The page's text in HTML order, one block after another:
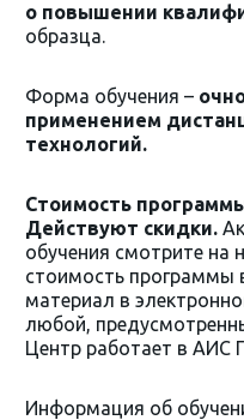
о повышении
образца.
Форма обучения –
применением
технологий.
Стоимость
Действуют скидки.
обучения смотрите на
стоимость программы
материал в
любой,
Центр работает в АИС
Информация об